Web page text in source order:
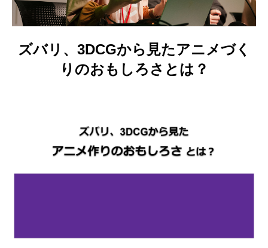
ズバリ、3DCGから見たアニメづく
りのおもしろさとは？